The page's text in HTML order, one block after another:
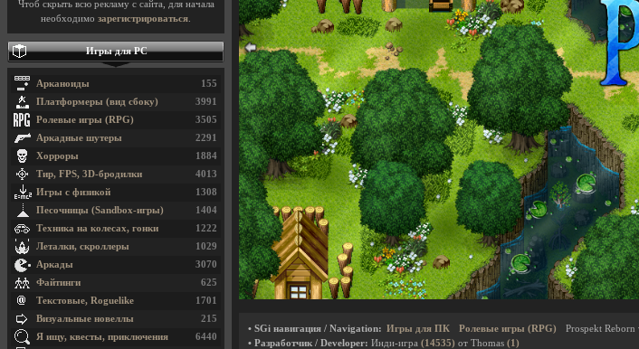
• SGi навигация / Navigation: Игры для ПК Ролевые игры (RPG)
Prospekt Reborn
• Разработчик / Developer: Инди-игра (14535) от Thomas (1)
Чтоб скрыть всю рекламу с сайта, для начала
необходимо зарегистрироваться
Игры для PC
155
Арканоиды
3991
Платформеры (вид сбоку)
3505
Ролевые игры (RPG)
2291
Аркадные шутеры
1884
Хорроры
4013
Тир, FPS, 3D-бродилки
1308
Игры с физикой
1404
Песочницы (Sandbox-игры)
1222
Техника на колесах, гонки
1029
Леталки, скроллеры
3070
Аркады
625
Файтинги
1701
Текстовые, Roguelike
215
Визуальные новеллы
6440
Я ищу, квесты, приключения